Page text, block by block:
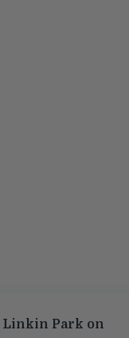
Linkin Park on